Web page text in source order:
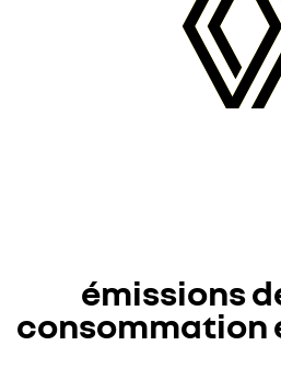
émissions
consommation